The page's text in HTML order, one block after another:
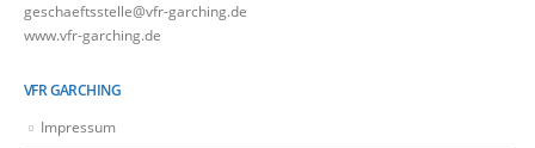
geschaeftsstelle@vfr-garching.de
www.vfr-garching.de
VFR GARCHING
Impressum